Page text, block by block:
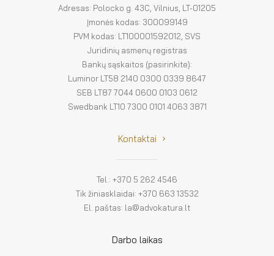
Adresas: Polocko g. 43C, Vilnius, LT-01205
Įmonės kodas: 300099149
PVM kodas: LT100001592012, SVS
Juridinių asmenų registras
Bankų sąskaitos (pasirinkite):
Luminor LT58 2140 0300 0339 8647
SEB LT87 7044 0600 0103 0612
Swedbank LT10 7300 0101 4063 3871
Kontaktai
Tel.: +370 5 262 4546
Tik žiniasklaidai: +370 663 13532
El. paštas: la@advokatura.lt
Darbo laikas